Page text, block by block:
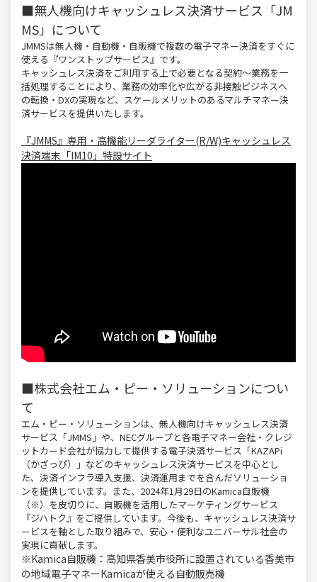
■無人機向けキャッシュレス決済サービス「JM
MS」について
JMMSは無人機・自動機・自販機で複数の電子マネー決済をすぐに
使える『ワンストップサービス』です。
キャッシュレス決済をご利用する上で必要となる契約～業務を一
括処理することにより、業務の効率化や広がる非接触ビジネスへ
の転換・DXの実現など、スケールメリットのあるマルチマネー決
済サービスを提供いたします。
『JMMS』専用・高機能リーダライター(R/W)キャッシュレス
決済端末「IM10」特設サイト
■株式会社エム・ピー・ソリューションについ
て
エム・ピー・ソリューションは、無人機向けキャッシュレス決済
サービス「JMMS」や、NECグループと各電子マネー会社・クレジ
ットカード会社が協力して提供する電子決済サービス「KAZAPi
（かざっぴ）」などのキャッシュレス決済サービスを中心とし
た、決済インフラ導入支援、決済運用までを含んだソリューショ
ンを提供しています。また、2024年1月29日のKamica自販機
（※）を皮切りに、自販機を活用したマーケティングサービス
『ジハトク』をご提供しています。今後も、キャッシュレス決済サ
ービスを軸とした取り組みで、安心・便利なユニバーサル社会の
実現に貢献します。
※Kamica自販機：高知県香美市役所に設置されている香美市
の地域電子マネーKamicaが使える自動販売機